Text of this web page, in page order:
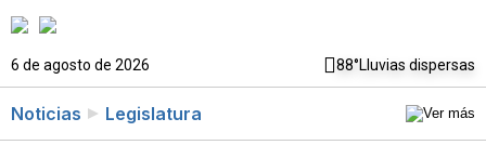
6 de agosto de 2026 88°Lluvias dispersas
Noticias Legislatura